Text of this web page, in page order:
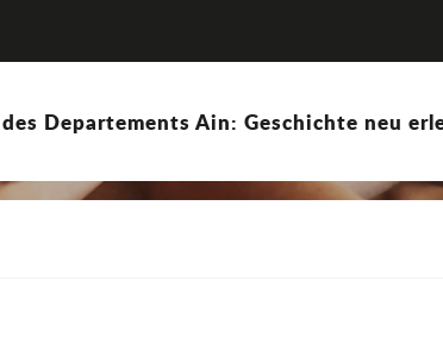
Departements Ain: Geschichte neu